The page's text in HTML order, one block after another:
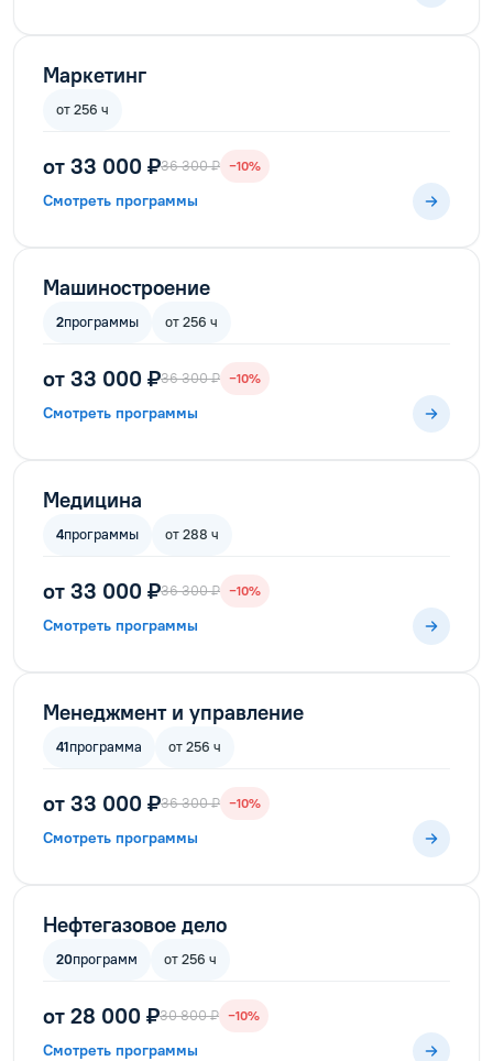
Маркетинг
от 256 ч
от 33 000 ₽36 300 ₽ −10%
Смотреть программы
Машиностроение
2программы от 256 ч
от 33 000 ₽36 300 ₽ −10%
Смотреть программы
Медицина
4программы от 288 ч
от 33 000 ₽36 300 ₽ −10%
Смотреть программы
Менеджмент и управление
41программа от 256 ч
от 33 000 ₽36 300 ₽ −10%
Смотреть программы
Нефтегазовое дело
20программ от 256 ч
от 28 000 ₽30 800 ₽ −10%
Смотреть программы